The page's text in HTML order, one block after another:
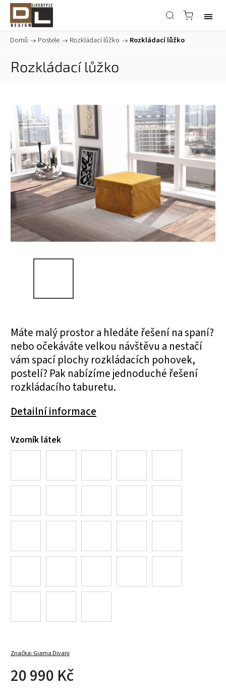
Domů / Postele / Rozkládací lůžko / Rozkládací lůžko
Rozkládací lůžko
Máte malý prostor a hledáte řešení na spaní?
nebo očekáváte velkou návštěvu a nestačí
vám spací plochy rozkládacích pohovek,
postelí? Pak nabízíme jednoduché řešení
rozkládacího taburetu.
Detailní informace
Vzorník látek
Značka: Giama Divani
20 990 Kč